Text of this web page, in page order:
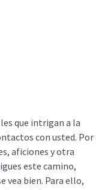
que intrigan a la
con usted. Por
aficiones y otra
este camino,
vea bien. Para ello,